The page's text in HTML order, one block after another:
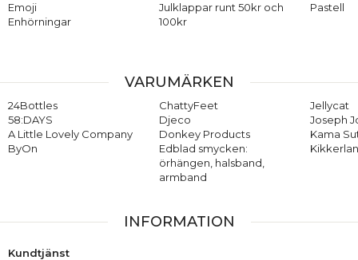
Emoji
Enhörningar
Julklappar runt 50kr och
100kr
Pastell
VARUMÄRKEN
24Bottles
58:DAYS
A Little Lovely Company
ByOn
ChattyFeet
Djeco
Donkey Products
Edblad smycken:
örhängen, halsband,
armband
Jellycat
Joseph
Kama
INFORMATION
Kundtjänst